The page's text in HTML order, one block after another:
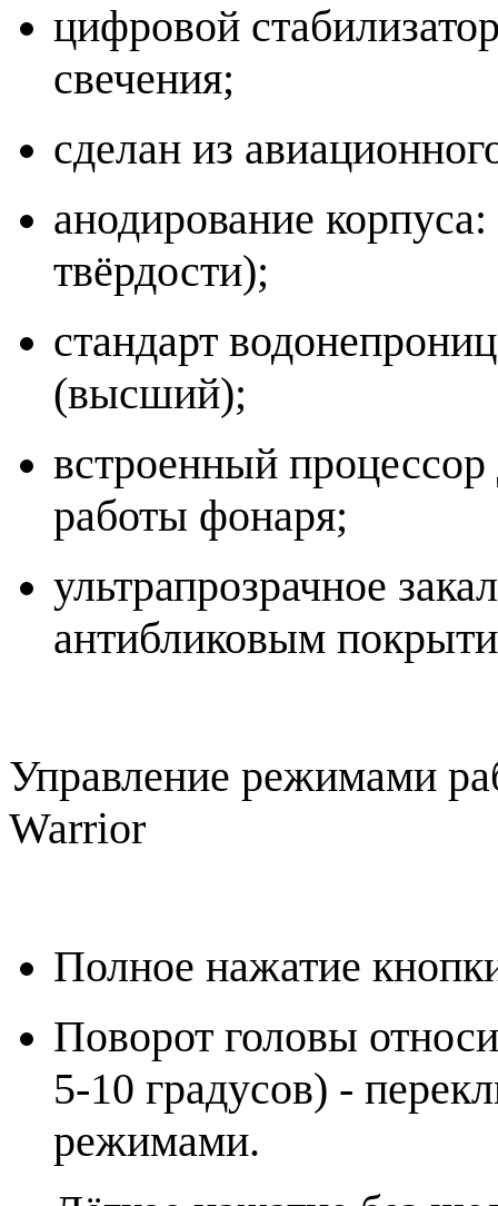
цифровой
свечения;
сделан из
анодирование
твёрдости);
стандарт
(высший);
встроенный
работы фонаря;
ультрапрозрачное
антибликовым
Управление режимами
Warrior
Полное нажатие
Поворот головы
5-10 градусов) -
режимами.